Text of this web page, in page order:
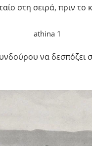
στη σειρά, πριν
να δεσπόζει